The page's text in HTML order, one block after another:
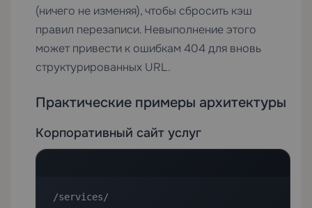
(ничего не изменяя), чтобы сбросить кэш
правил перезаписи. Невыполнение этого
может привести к ошибкам 404 для вновь
структурированных URL.
Практические примеры архитектуры
Корпоративный сайт услуг
/services/